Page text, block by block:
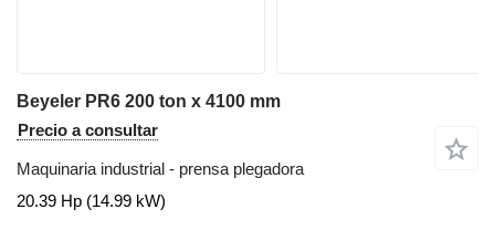
Beyeler PR6 200 ton x 4100 mm
Precio a consultar
Maquinaria industrial - prensa plegadora
20.39 Hp (14.99 kW)